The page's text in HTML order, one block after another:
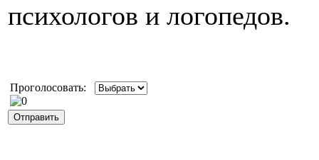
психологов и логопедов.
Проголосовать: